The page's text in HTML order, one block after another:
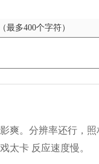
最多400个字符）
爽。分辨率还行，
太卡 反应速度慢。